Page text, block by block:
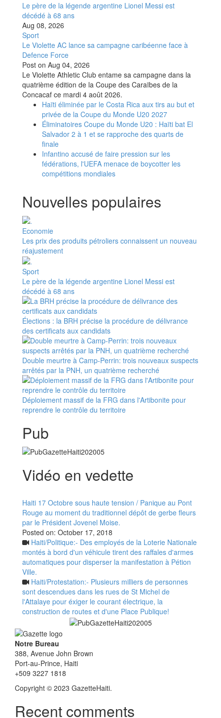
Le père de la légende argentine Lionel Messi est
décédé à 68 ans
Aug 08, 2026
Sport
Le Violette AC lance sa campagne caribéenne face à
Defence Force
Post on Aug 04, 2026
Le Violette Athletic Club entame sa campagne dans la
quatrième édition de la Coupe des Caraïbes de la
Concacaf ce mardi 4 août 2026.
Haïti éliminée par le Costa Rica aux tirs au but et
privée de la Coupe du Monde U20 2027
Éliminatoires Coupe du Monde U20 : Haïti bat El
Salvador 2 à 1 et se rapproche des quarts de
finale
Infantino accusé de faire pression sur les
fédérations, l'UEFA menace de boycotter les
compétitions mondiales
Nouvelles populaires
Economie
Les prix des produits pétroliers connaissent un nouveau
réajustement
Sport
Le père de la légende argentine Lionel Messi est
décédé à 68 ans
Élections : la BRH précise la procédure de délivrance
des certificats aux candidats
Double meurtre à Camp-Perrin: trois nouveaux suspects
arrêtés par la PNH, un quatrième recherché
Déploiement massif de la FRG dans l'Artibonite pour
reprendre le contrôle du territoire
Pub
Vidéo en vedette
Haiti 17 Octobre sous haute tension / Panique au Pont
Rouge au moment du traditionnel dépôt de gerbe fleurs
par le Président Jovenel Moise.
Posted on: October 17, 2018
Haiti/Politique:- Des employés de la Loterie Nationale
montés à bord d'un véhicule tirent des raffales d'armes
automatiques pour disperser la manifestation à Pétion
Ville.
Haiti/Protestation:- Plusieurs milliers de personnes
sont descendues dans les rues de St Michel de
l'Attalaye pour éxiger le courant électrique, la
construction de routes et d'une Place Publique!
Notre Bureau
388, Avenue John Brown
Port-au-Prince, Haiti
+509 3227 1818
Copyright © 2023 GazetteHaiti.
Recent comments